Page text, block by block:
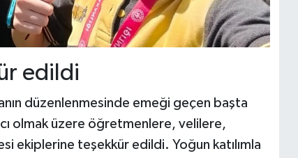
edildi
düzenlenmesinde emeği geçen başta
olmak üzere öğretmenlere, velilere,
ekiplerine teşekkür edildi. Yoğun katılımla